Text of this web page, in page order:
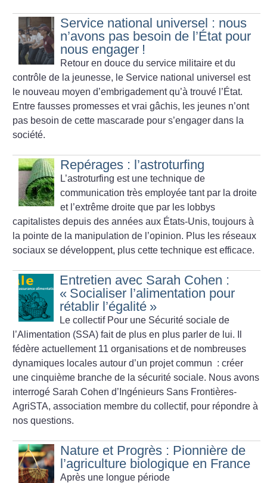
Service national universel : nous
n’avons pas besoin de l’État pour
nous engager !
Retour en douce du service militaire et du
contrôle de la jeunesse, le Service national universel est
le nouveau moyen d’embrigadement qu’à trouvé l’État.
Entre fausses promesses et vrai gâchis, les jeunes n’ont
pas besoin de cette mascarade pour s’engager dans la
société.
Repérages : l’astroturfing
L’astroturfing est une technique de
communication très employée tant par la droite
et l’extrême droite que par les lobbys
capitalistes depuis des années aux États-Unis, toujours à
la pointe de la manipulation de l’opinion. Plus les réseaux
sociaux se développent, plus cette technique est efficace.
Entretien avec Sarah Cohen :
« Socialiser l’alimentation pour
rétablir l’égalité »
Le collectif Pour une Sécurité sociale de
l’Alimentation (SSA) fait de plus en plus parler de lui. Il
fédère actuellement 11 organisations et de nombreuses
dynamiques locales autour d’un projet commun : créer
une cinquième branche de la sécurité sociale. Nous avons
interrogé Sarah Cohen d’Ingénieurs Sans Frontières-
AgriSTA, association membre du collectif, pour répondre à
nos questions.
Nature et Progrès : Pionnière de
l’agriculture biologique en France
Après une longue période